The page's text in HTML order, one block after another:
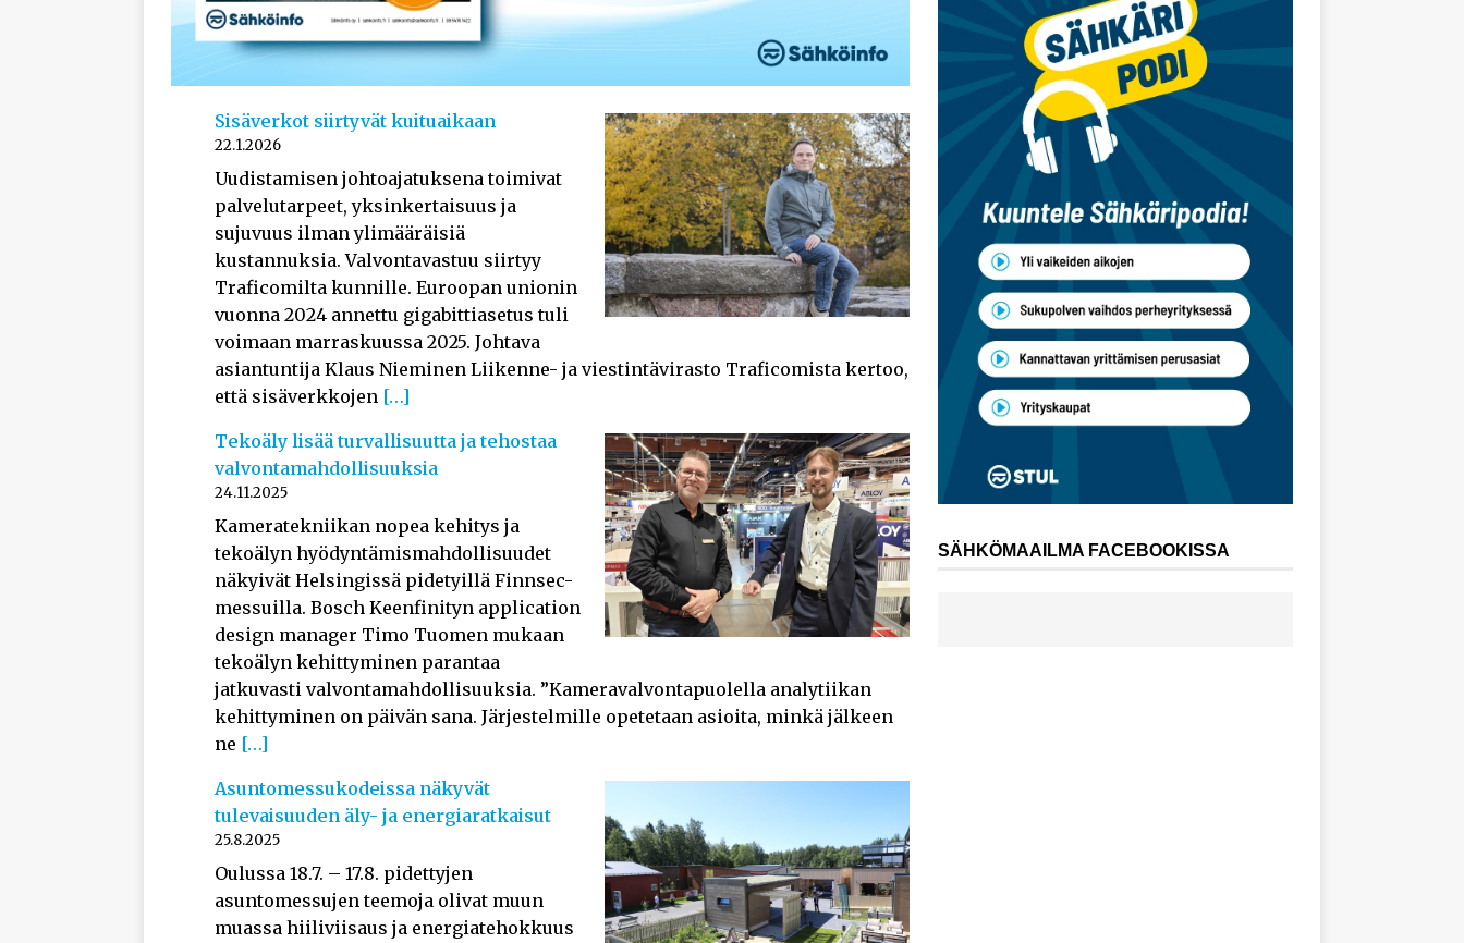
Sisäverkot siirtyvät kuituaikaan
22.1.2026
Uudistamisen johtoajatuksena toimivat
palvelutarpeet, yksinkertaisuus ja
sujuvuus ilman ylimääräisiä
kustannuksia. Valvontavastuu siirtyy
Traficomilta kunnille. Euroopan unionin
vuonna 2024 annettu gigabittiasetus tuli
voimaan marraskuussa 2025. Johtava
asiantuntija Klaus Nieminen Liikenne- ja viestintävirasto Traficomista kertoo,
että sisäverkkojen […]
Tekoäly lisää turvallisuutta ja tehostaa
valvontamahdollisuuksia
24.11.2025
Kameratekniikan nopea kehitys ja
tekoälyn hyödyntämismahdollisuudet
näkyivät Helsingissä pidetyillä Finnsec-
messuilla. Bosch Keenfinityn application
design manager Timo Tuomen mukaan
tekoälyn kehittyminen parantaa
jatkuvasti valvontamahdollisuuksia. ”Kameravalvontapuolella analytiikan
kehittyminen on päivän sana. Järjestelmille opetetaan asioita, minkä jälkeen
ne […]
Asuntomessukodeissa näkyvät
tulevaisuuden äly- ja energiaratkaisut
25.8.2025
Oulussa 18.7. – 17.8. pidettyjen
asuntomessujen teemoja olivat muun
muassa hiiliviisaus ja energiatehokkuus
SÄHKÖMAAILMA FACEBOOKISSA